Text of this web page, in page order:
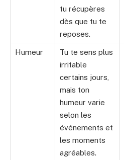
tu récupères
dès que tu te
reposes.
Humeur
Tu te sens plus
irritable
certains jours,
mais ton
humeur varie
selon les
événements et
les moments
agréables.